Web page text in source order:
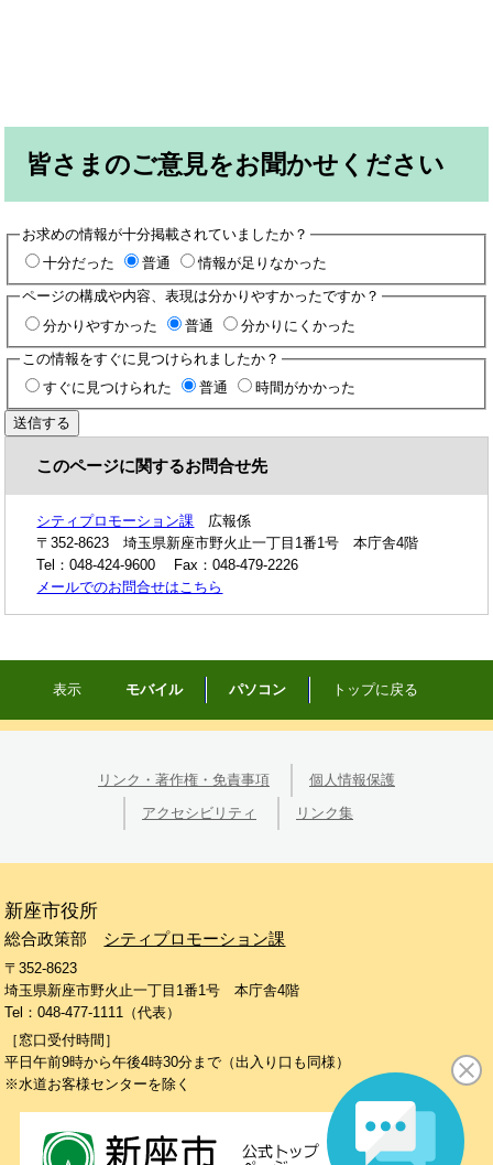
皆さまのご意見をお聞かせください
お求めの情報が十分掲載されていましたか？
十分だった
普通
情報が足りなかった
ページの構成や内容、表現は分かりやすかったですか？
分かりやすかった
普通
分かりにくかった
この情報をすぐに見つけられましたか？
すぐに見つけられた
普通 時間がかかった
このページに関するお問合せ先
シティプロモーション課
広報係
〒352-8623
埼玉県新座市野火止一丁目1番1号 本庁舎4階
Tel：048-424-9600
Fax：048-479-2226
メールでのお問合せはこちら
ペ
頭
表示 モバイル パソコン トップに戻る
リンク・著作権・免責事項
個人情報保護
アクセシビリティ
リンク集
新座市役所
総合政策部 シティプロモーション課
〒352-8623
埼玉県新座市野火止一丁目1番1号 本庁舎4階
Tel：048-477-1111（代表）
［窓口受付時間］
平日午前9時から午後4時30分まで（出入り口も同様）
※水道お客様センターを除く